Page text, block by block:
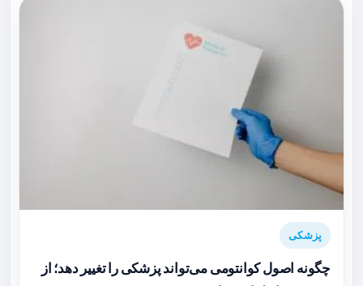
پزشکی
چگونه اصول کوانتومی می‌تواند پزشکی را تغییر دهد؛ از